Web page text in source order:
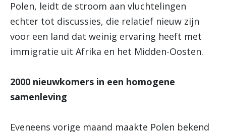
Polen, leidt de stroom aan vluchtelingen
echter tot discussies, die relatief nieuw zijn
voor een land dat weinig ervaring heeft met
immigratie uit Afrika en het Midden-Oosten.
2000 nieuwkomers in een homogene
samenleving
Eveneens vorige maand maakte Polen bekend